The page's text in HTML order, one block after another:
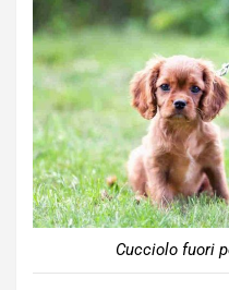
Cucciolo fuori